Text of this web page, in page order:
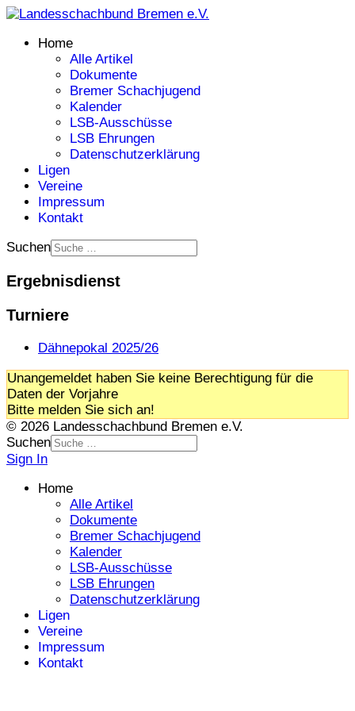
Home
Alle Artikel
Dokumente
Bremer Schachjugend
Kalender
LSB-Ausschüsse
LSB Ehrungen
Datenschutzerklärung
Ligen
Vereine
Impressum
Kontakt
Suchen
Ergebnisdienst
Turniere
Dähnepokal 2025/26
Unangemeldet haben Sie keine Berechtigung für die
Daten der Vorjahre
Bitte melden Sie sich an!
© 2026 Landesschachbund Bremen e.V.
Suchen
Sign In
Home
Alle Artikel
Dokumente
Bremer Schachjugend
Kalender
LSB-Ausschüsse
LSB Ehrungen
Datenschutzerklärung
Ligen
Vereine
Impressum
Kontakt